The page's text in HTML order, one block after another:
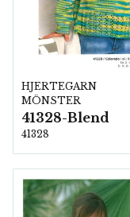
HJERTEGARN
MÖNSTER
41328-Blend
41328